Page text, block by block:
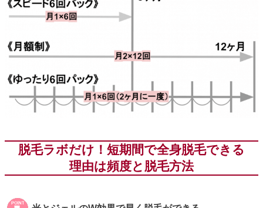
脱毛ラボだけ！短期間で全身脱毛できる
理由は頻度と脱毛方法